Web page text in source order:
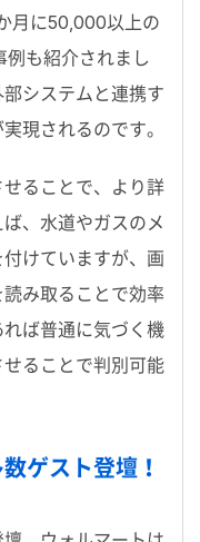
月に50,000以上の
も紹介されまし
システムと連携す
現されるのです。
ることで、より詳
、水道やガスのメ
けていますが、画
み取ることで効率
ば普通に気づく機
ることで判別可能
ゲスト登壇！